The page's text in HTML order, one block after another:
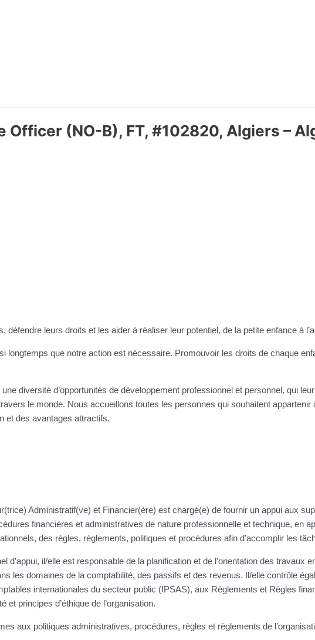
(NO-B), FT, #102820, Algiers –
leurs droits et les aider à réaliser leur potentiel, de la petite enfance à
que notre action est nécessaire. Promouvoir les droits de chaque
diversité d’opportunités de développement professionnel et personnel, qui
le monde. Nous accueillons toutes les personnes qui souhaitent appartenir
et des avantages attractifs.
Administratif(ve) et Financier(ère) est chargé(e) de fournir un appui aux
financières et administratives de nature professionnelle et technique, en
des règles, règlements, politiques et procédures afin d’accomplir les
il/elle est responsable de la planification et de l’orientation des travaux
les domaines de la comptabilité, des passifs et des revenus. Il/elle contrôle
internationales du secteur public (IPSAS), aux Règlements et Règles
et principes d’éthique de l’organisation.
aux politiques administratives, procédures, règles et règlements de